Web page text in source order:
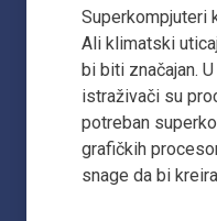
Superkompjuteri
Ali klimatski
bi biti značajan.
istraživači su
potreban
grafičkih
snage da bi